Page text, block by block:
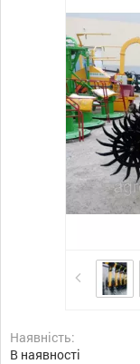
Наявність:
В наявності